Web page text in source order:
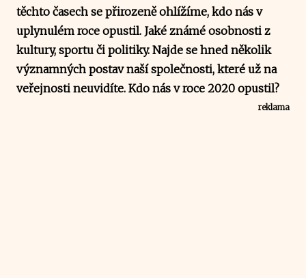
těchto časech se přirozeně ohlížíme, kdo nás v
uplynulém roce opustil. Jaké známé osobnosti z
kultury, sportu či politiky. Najde se hned několik
významných postav naší společnosti, které už na
veřejnosti neuvidíte. Kdo nás v roce 2020 opustil?
reklama